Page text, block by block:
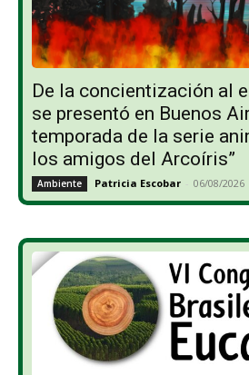
De la concientización al
se presentó en Buenos
temporada de la serie
los amigos del Arcoíris”
Ambiente Patricia Escobar - 06/08/2026